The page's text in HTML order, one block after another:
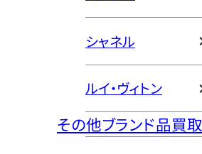
シャネル
ルイ・ヴィトン
その他ブランド品買取